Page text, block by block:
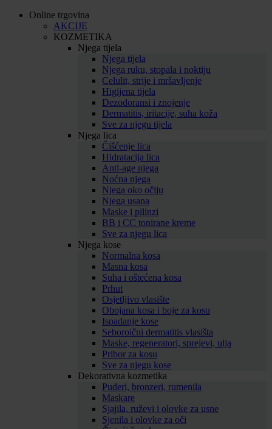
Online trgovina
AKCIJE
KOZMETIKA
Njega tijela
Njega tijela
Njega ruku, stopala i noktiju
Celulit, strije i mršavljenje
Higijena tijela
Dezodoransi i znojenje
Dermatitis, iritacije, suha koža
Sve za njegu tijela
Njega lica
Čišćenje lica
Hidratacija lica
Anti-age njega
Noćna njega
Njega oko očiju
Njega usana
Maske i pilinzi
BB i CC tonirane kreme
Sve za njegu lica
Njega kose
Normalna kosa
Masna kosa
Suha i oštećena kosa
Prhut
Osjetljivo vlasište
Obojana kosa i boje za kosu
Ispadanje kose
Seboroični dermatitis vlasišta
Maske, regeneratori, sprejevi, ulja
Pribor za kosu
Sve za njegu kose
Dekorativna kozmetika
Puderi, bronzeri, rumenila
Maskare
Sjajila, ruževi i olovke za usne
Sjenila i olovke za oči